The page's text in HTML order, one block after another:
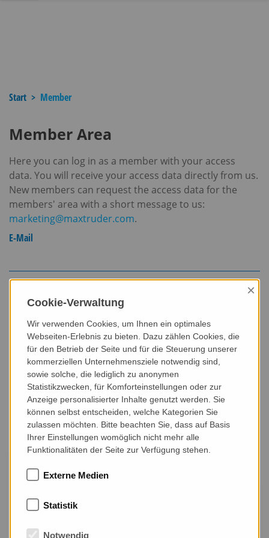
Start Member
Member Area
Here you can log in as a member with your access
data. You will receive your access data directly from us.
New members can request the access data for the
members' area with a short message to us:
marketing@maxtruder.com.
E-Mail
Password
stay logged in
Login
Cookie-Verwaltung
×
Wir verwenden Cookies, um Ihnen ein optimales
Webseiten-Erlebnis zu bieten. Dazu zählen Cookies, die
für den Betrieb der Seite und für die Steuerung unserer
kommerziellen Unternehmensziele notwendig sind,
sowie solche, die lediglich zu anonymen
Statistikzwecken, für Komforteinstellungen oder zur
Anzeige personalisierter Inhalte genutzt werden. Sie
können selbst entscheiden, welche Kategorien Sie
zulassen möchten. Bitte beachten Sie, dass auf Basis
Ihrer Einstellungen womöglich nicht mehr alle
Funktionalitäten der Seite zur Verfügung stehen.
Externe Medien
Statistik
Notwendig